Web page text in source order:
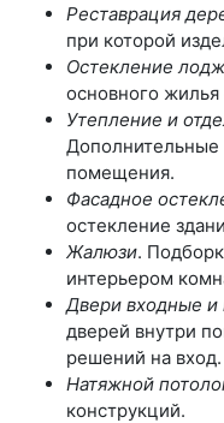
Реставрация
при которой
Остекление
основного жилья
Утепление и
Дополнительные
помещения.
Фасадное
остекление
Жалюзи.
интерьером
Двери входные
дверей внутри
решений на вход.
Натяжной
конструкций.